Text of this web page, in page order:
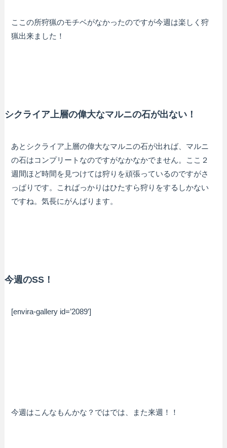
ここの所狩猟のモチベがなかったのですが今週は楽しく狩
猟出来ました！
シクライア上層の偉大なマルニの石が出ない！
あとシクライア上層の偉大なマルニの石が出れば、マルニ
の石はコンプリートなのですがなかなかでません。ここ２
週間ほど時間を見つけては狩りを頑張っているのですがさ
っぱりです。こればっかりはひたすら狩りをするしかない
ですね。気長にがんばります。
今週のSS！
[envira-gallery id=’2089′]
今週はこんなもんかな？ではでは、また来週！！